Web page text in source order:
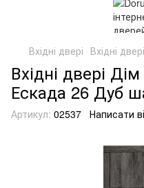
Вхідні двері Вхідні
Вхідні двері
Ескада 26 Дуб
Артикул: 02537 Написати